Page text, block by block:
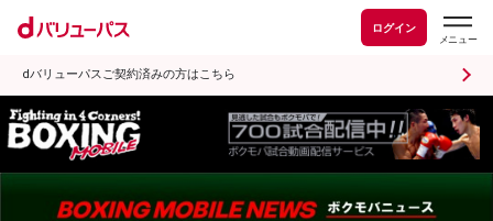
ログイン
dバリューパスご契約済みの方はこちら